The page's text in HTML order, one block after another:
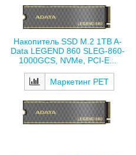
Накопитель SSD M.2 1TB A-
Data LEGEND 860 SLEG-860-
1000GCS, NVMe, PCI-E...
Маркетинг РЕТ